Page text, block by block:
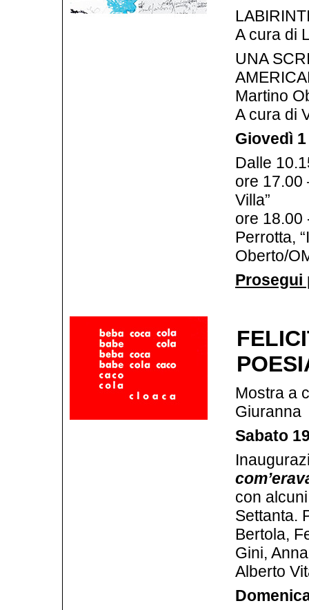
A cura di
UNA
Martino
A cura di
Giovedì
Dalle
ore 17.00
Villa”
ore 18.00
Perrotta,
Oberto/
Prosegui
Mostra a
Giuranna
Sabato
con
Settanta.
Bertola,
Gini,
Alberto